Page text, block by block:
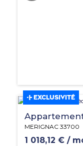
EXCLUSIVITÉ
MERIGNAC 33700
1 018,12 € /